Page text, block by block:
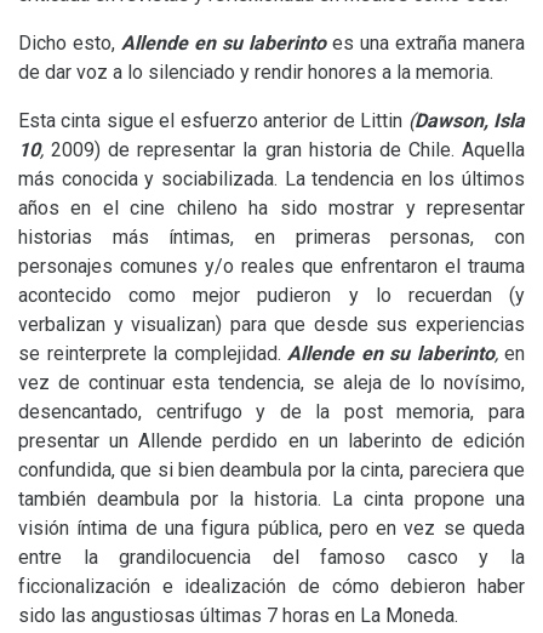
Dicho esto, Allende en su laberintoes una extraña manera
de dar voz a lo silenciado y rendir honores a la memoria.
Esta cinta sigue el esfuerzo anterior de Littin (Dawson, Isla
10, 2009) de representar la gran historia de Chile. Aquella
más conocida y sociabilizada. La tendencia en los últimos
años en el cine chileno ha sido mostrar y representar
historias más íntimas, en primeras personas, con
personajes comunes y/o reales que enfrentaron el trauma
acontecido como mejor pudieron y lo recuerdan (y
verbalizan y visualizan) para que desde sus experiencias
se reinterprete la complejidad. Allende en su laberinto,en
vez de continuar esta tendencia, se aleja de lo novísimo,
desencantado, centrifugo y de la post memoria, para
presentar un Allende perdido en un laberinto de edición
confundida, que si bien deambula por la cinta, pareciera que
también deambula por la historia. La cinta propone una
visión íntima de una figura pública, pero en vez se queda
entre la grandilocuencia del famoso casco y la
ficcionalización e idealización de cómo debieron haber
sido las angustiosas últimas 7 horas en La Moneda.